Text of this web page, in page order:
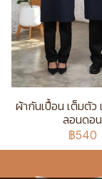
ผ้ากันเปื้อน เต็มตัว
ลอนดอน
฿540